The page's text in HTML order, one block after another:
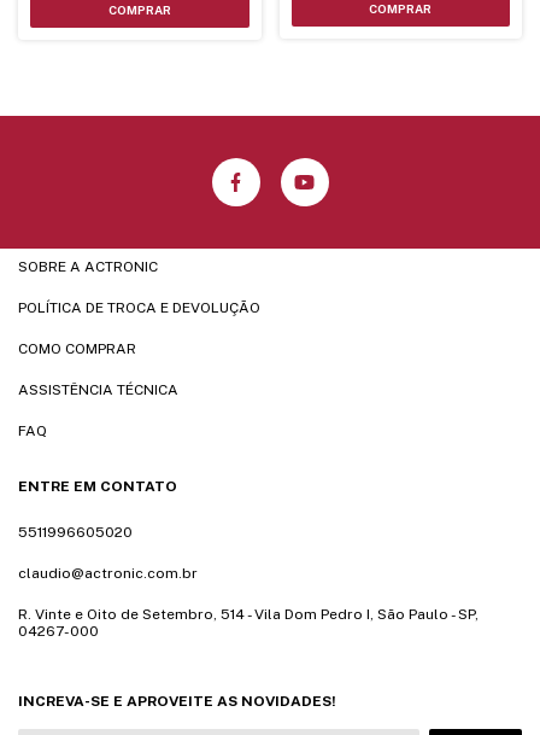
SOBRE A ACTRONIC
POLÍTICA DE TROCA E DEVOLUÇÃO
COMO COMPRAR
ASSISTÊNCIA TÉCNICA
FAQ
ENTRE EM CONTATO
5511996605020
claudio@actronic.com.br
R. Vinte e Oito de Setembro, 514 - Vila Dom Pedro I, São Paulo - SP,
04267-000
INCREVA-SE E APROVEITE AS NOVIDADES!